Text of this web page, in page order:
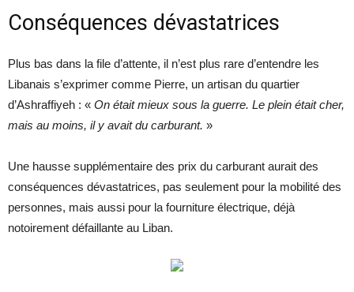
Conséquences dévastatrices
Plus bas dans la file d’attente, il n’est plus rare d’entendre les
Libanais s’exprimer comme Pierre, un artisan du quartier
d’Ashraffiyeh : « On était mieux sous la guerre. Le plein était cher,
mais au moins, il y avait du carburant. »
Une hausse supplémentaire des prix du carburant aurait des
conséquences dévastatrices, pas seulement pour la mobilité des
personnes, mais aussi pour la fourniture électrique, déjà
notoirement défaillante au Liban.